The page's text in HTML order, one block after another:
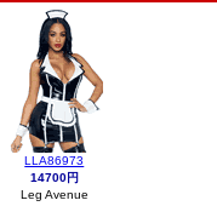
LLA86973
14700円
Leg Avenue